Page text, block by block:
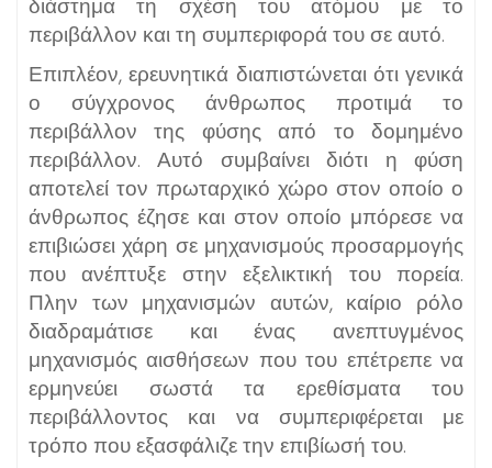
περιβάλλον και τη συμπεριφορά του σε αυτό.
Επιπλέον, ερευνητικά διαπιστώνεται ότι γενικά
ο σύγχρονος άνθρωπος προτιμά το
περιβάλλον της φύσης από το δομημένο
περιβάλλον. Αυτό συμβαίνει διότι η φύση
αποτελεί τον πρωταρχικό χώρο στον οποίο ο
άνθρωπος έζησε και στον οποίο μπόρεσε να
επιβιώσει χάρη σε μηχανισμούς προσαρμογής
που ανέπτυξε στην εξελικτική του πορεία.
Πλην των μηχανισμών αυτών, καίριο ρόλο
διαδραμάτισε και ένας ανεπτυγμένος
μηχανισμός αισθήσεων που του επέτρεπε να
ερμηνεύει σωστά τα ερεθίσματα του
περιβάλλοντος και να συμπεριφέρεται με
τρόπο που εξασφάλιζε την επιβίωσή του.